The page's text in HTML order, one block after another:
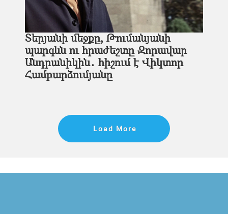
Տերյանի մեջքը, Թումանյանի
պարգևն ու հրաժեշտը Զորավար
Անդրանիկին․ հիշում է Վիկտոր
Համբարձումյանը
Load More